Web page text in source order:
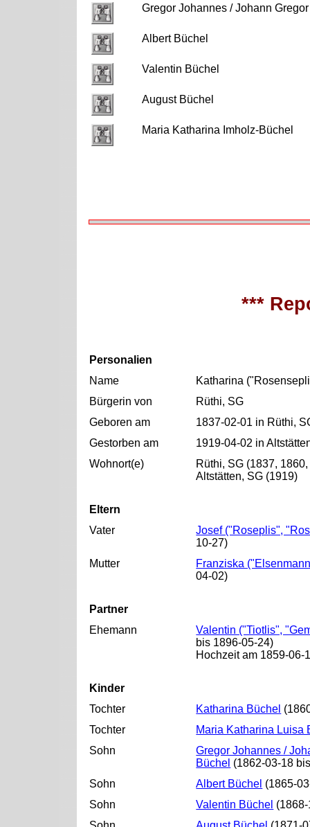
Gregor Johannes / Johann
Albert Büchel
Valentin Büchel
August Büchel
Maria Katharina Imholz-Büchel
***
Personalien
Name
Katharina
Bürgerin von
Rüthi, SG
Geboren am
1837-02-01 in Rüthi,
Gestorben am
1919-04-02 in
Wohnort(e)
Rüthi, SG (1837,
Altstätten, SG (1919)
Eltern
Vater
Josef ("Roseplis",
10-27)
Mutter
Franziska
04-02)
Partner
Ehemann
Valentin ("Tiotlis",
bis 1896-05-24)
Hochzeit am 1859-06-
Kinder
Tochter
Katharina Büchel
Tochter
Maria Katharina Luisa
Sohn
Gregor Johannes /
Büchel (1862-03-18
Sohn
Albert Büchel (1865-
Sohn
Valentin Büchel